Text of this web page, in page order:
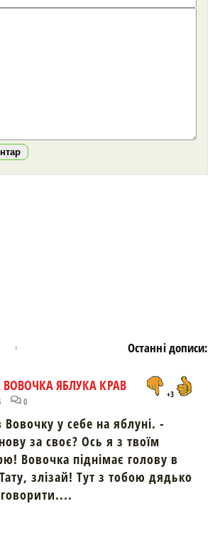
Останні дописи:
ЯБЛУКА КРАВ
0
+3
Вовочку у себе на яблуні. -
за своє? Ось я з твоїм
Вовочка піднімає голову в
злізай! Тут з тобою дядько